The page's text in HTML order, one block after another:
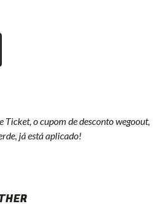
Ticket, o cupom de desconto wegoout,
já está aplicado!